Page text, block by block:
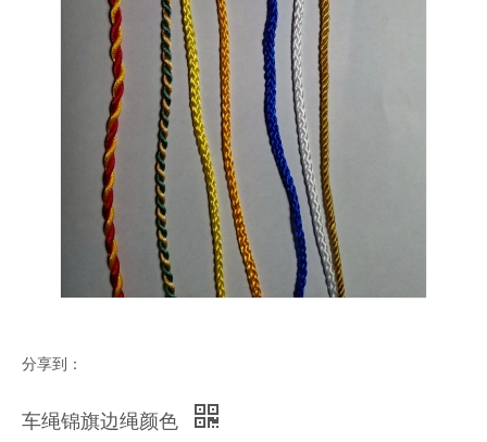
分享到：
车绳锦旗边绳颜色